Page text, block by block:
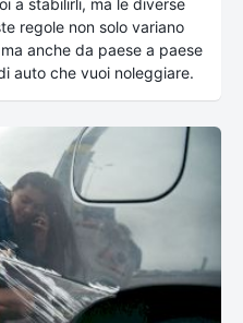
regole non solo variano
anche da paese a paese
auto che vuoi noleggiare.